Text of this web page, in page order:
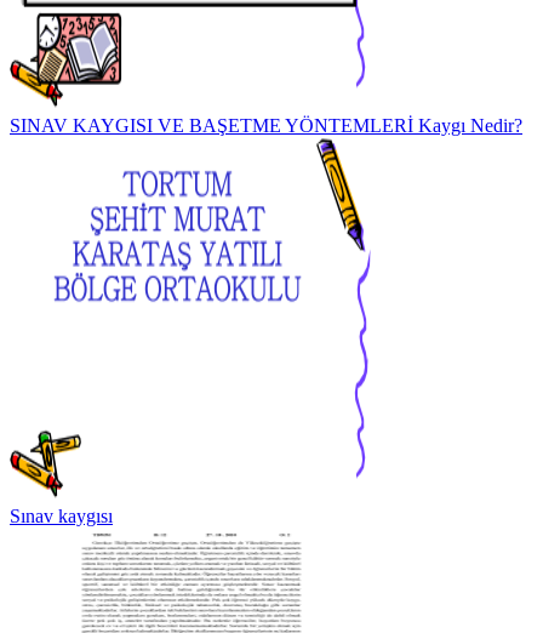
SINAV KAYGISI VE BAŞETME YÖNTEMLERİ Kaygı Nedir?
Sınav kaygısı